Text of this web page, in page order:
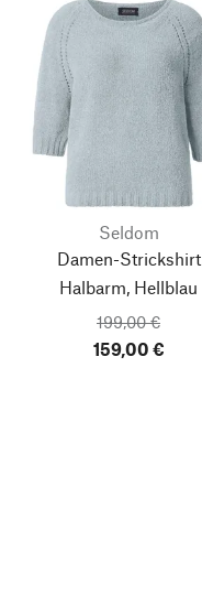
Seldom
Damen-Strickshirt
Halbarm, Hellblau
199,00 €
159,00 €